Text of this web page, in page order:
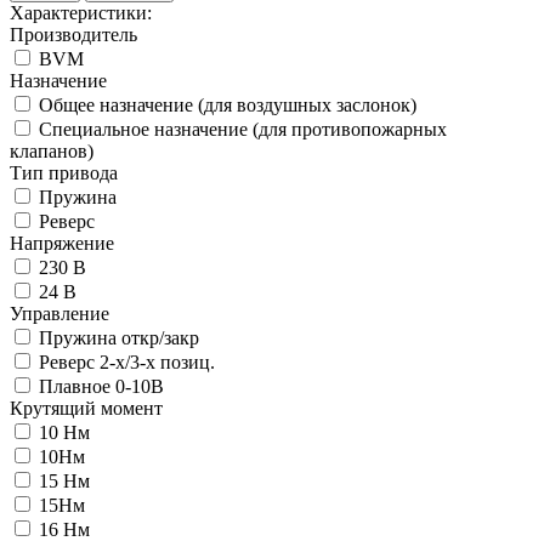
Характеристики:
Производитель
BVM
Назначение
Общее назначение (для воздушных заслонок)
Специальное назначение (для противопожарных
клапанов)
Тип привода
Пружина
Реверс
Напряжение
230 В
24 В
Управление
Пружина откр/закр
Реверс 2-х/3-х позиц.
Плавное 0-10В
Крутящий момент
10 Нм
10Нм
15 Нм
15Нм
16 Нм